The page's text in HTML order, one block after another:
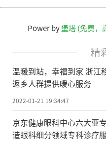
Power by堡塔 (免费，
精
温暖到站，幸福到家 浙江
返乡人群提供暖心服务
2022-01-21 19:34:47
京东健康眼科中心六大亚
造眼科细分领域专科诊疗